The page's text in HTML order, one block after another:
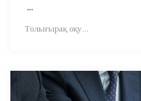
...
Толығырақ оқу...